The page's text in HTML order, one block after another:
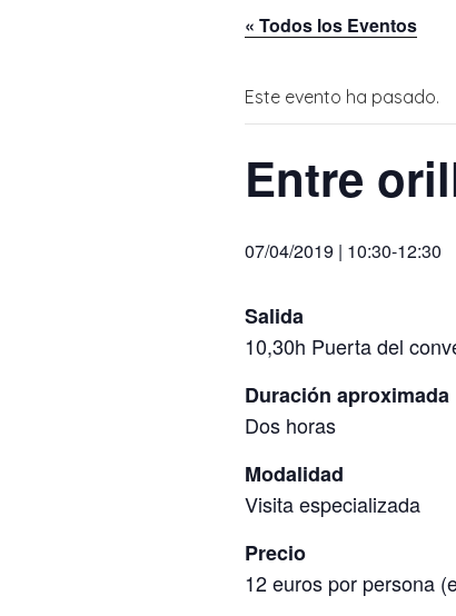
« Todos los Eventos
Este evento ha pasado.
Entre
07/04/2019 | 10:30-12:30
Salida
10,30h Puerta del
Duración aproximada
Dos horas
Modalidad
Visita especializada
Precio
12 euros por persona